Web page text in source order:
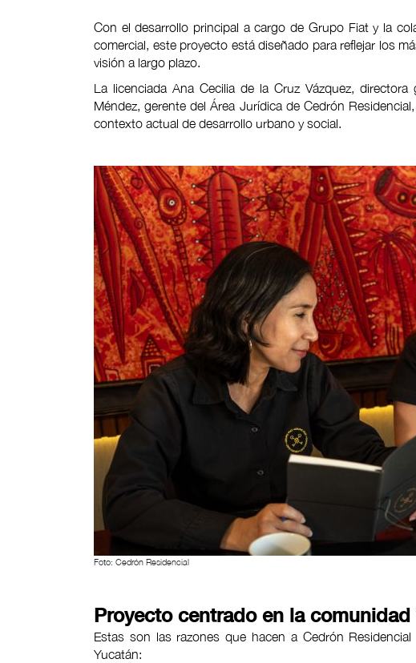
Con el desarrollo principal a cargo de Grupo Fiat y la
comercial, este proyecto está diseñado para reflejar los
visión a largo plazo.
La licenciada Ana Cecilia de la Cruz Vázquez,
Méndez, gerente del Área Jurídica de Cedrón
contexto actual de desarrollo urbano y social.
Foto: Cedrón Residencial
Proyecto centrado en la comunidad
Estas son las razones que hacen a Cedrón
Yucatán: